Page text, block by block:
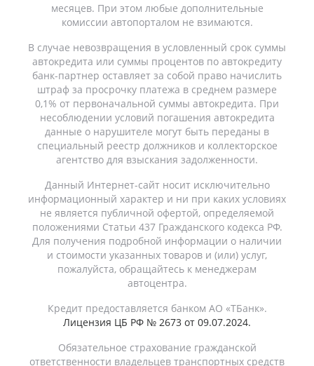
месяцев. При этом любые дополнительные
комиссии автопорталом не взимаются.
В случае невозвращения в условленный срок суммы
автокредита или суммы процентов по автокредиту
банк-партнер оставляет за собой право начислить
штраф за просрочку платежа в среднем размере
0,1% от первоначальной суммы автокредита. При
несоблюдении условий погашения автокредита
данные о нарушителе могут быть переданы в
специальный реестр должников и коллекторское
агентство для взыскания задолженности.
Данный Интернет-сайт носит исключительно
информационный характер и ни при каких условиях
не является публичной офертой, определяемой
положениями Статьи 437 Гражданского кодекса РФ.
Для получения подробной информации о наличии
и стоимости указанных товаров и (или) услуг,
пожалуйста, обращайтесь к менеджерам
автоцентра.
Кредит предоставляется банком АО «ТБанк».
Лицензия ЦБ РФ № 2673 от 09.07.2024.
Обязательное страхование гражданской
ответственности владельцев транспортных средств